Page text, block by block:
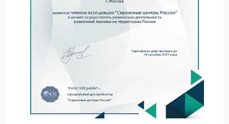
Когда техника поступает в сервисный центр
Hurakan, специалист оценивает состояние экрана и
стабильность его работы при разных режимах.
диагностика электронной части;
контрольный запуск под нагрузкой.
Эксперты FIX-HURAKAN отмечают, что мигание
дисплея не стоит считать малозаметной мелочью.
Такой сбой способен повлиять на управление